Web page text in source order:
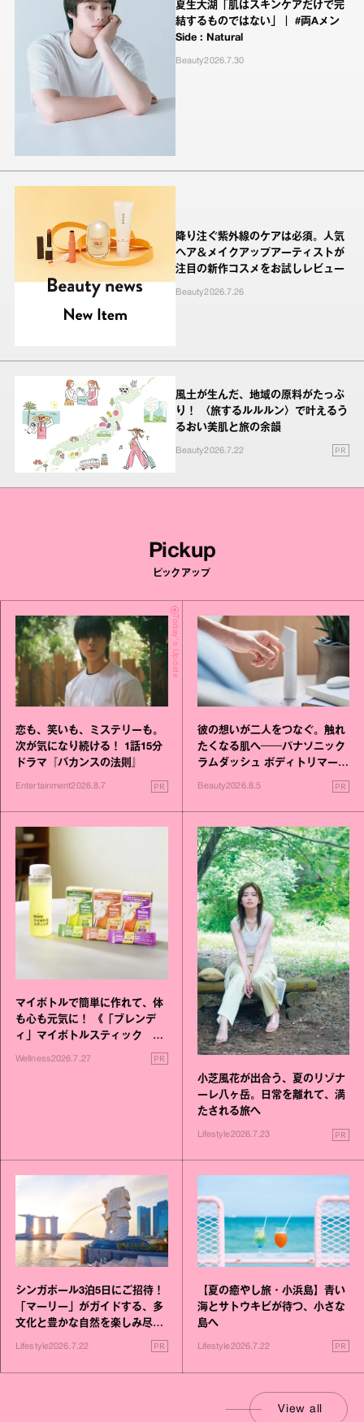
夏生大湖「肌はスキンケアだけで完
結するものではない」｜ #両Aメン
Side : Natural
Beauty2026.7.30
降り注ぐ紫外線のケアは必須。人気
ヘア＆メイクアップアーティストが
注目の新作コスメをお試しレビュー
Beauty2026.7.26
風土が生んだ、地域の原料がたっぷ
り！ 〈旅するルルルン〉で叶えるう
るおい美肌と旅の余韻
Beauty2026.7.22 PR
Pickup
ピックアップ
Today's Update
恋も、笑いも、ミステリーも。
次が気になり続ける！ 1話15分
ドラマ『バカンスの法則』
Entertainment2026.8.7 PR
彼の想いが二人をつなぐ。触れ
たくなる肌へ──パナソニック
ラムダッシュ ボディトリマーが
Beauty2026.8.5 PR
マイボトルで簡単に作れて、体
も心も元気に！ 《「ブレンデ
ィ」マイボトルスティック い
いこと毎日》シリーズが誕生
Wellness2026.7.27 PR
小芝風花が出合う、夏のリゾナ
ーレ八ヶ岳。日常を離れて、満
たされる旅へ
Lifestyle2026.7.23 PR
シンガポール3泊5日にご招待！
「マーリー」がガイドする、多
文化と豊かな自然を楽しみ尽く
Lifestyle2026.7.22 PR
【夏の癒やし旅・小浜島】青い
海とサトウキビが待つ、小さな
島へ
Lifestyle2026.7.22 PR
View all